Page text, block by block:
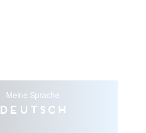
Meine Sprache
Deutsch